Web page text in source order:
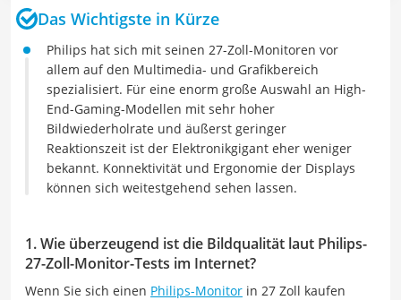
Das Wichtigste in Kürze
Philips hat sich mit seinen 27-Zoll-Monitoren vor
allem auf den Multimedia- und Grafikbereich
spezialisiert. Für eine enorm große Auswahl an High-
End-Gaming-Modellen mit sehr hoher
Bildwiederholrate und äußerst geringer
Reaktionszeit ist der Elektronikgigant eher weniger
bekannt. Konnektivität und Ergonomie der Displays
können sich weitestgehend sehen lassen.
1. Wie überzeugend ist die Bildqualität laut Philips-
27-Zoll-Monitor-Tests im Internet?
Wenn Sie sich einen Philips-Monitor in 27 Zoll kaufen